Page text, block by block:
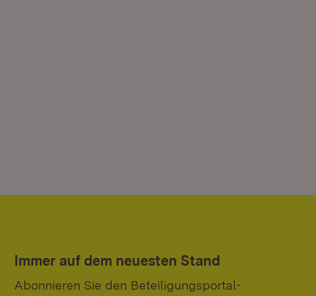
Immer auf dem neuesten Stand
Abonnieren Sie den Beteiligungsportal-